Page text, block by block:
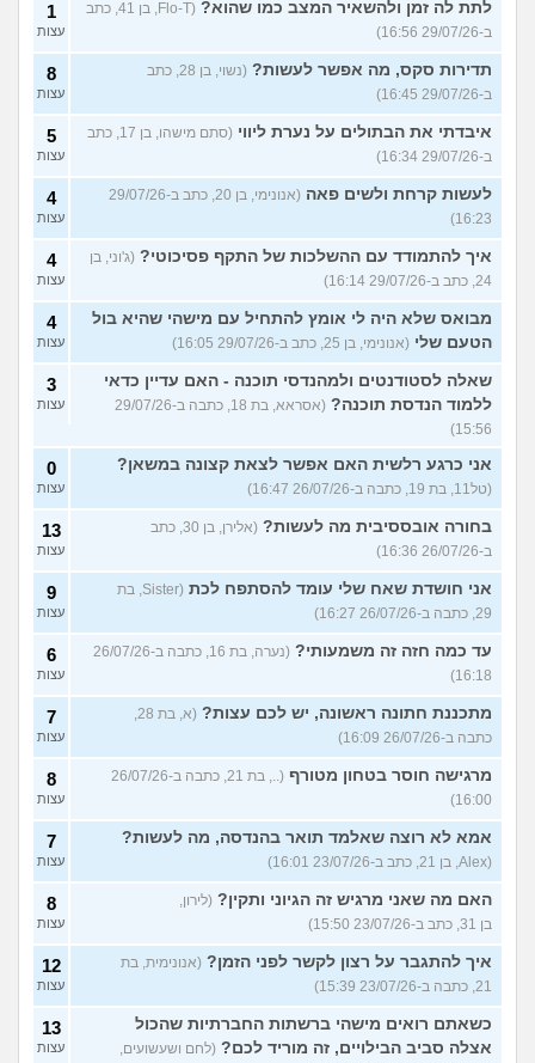
לתת לה זמן ולהשאיר המצב כמו שהוא?
(Flo-T, בן 41, כתב
ב-29/07/26 16:56)
1
עצות
תדירות סקס, מה אפשר לעשות?
(נשוי, בן 28, כתב
ב-29/07/26 16:45)
8
עצות
איבדתי את הבתולים על נערת ליווי
(סתם מישהו, בן 17, כתב
ב-29/07/26 16:34)
5
עצות
לעשות קרחת ולשים פאה
(אנונימי, בן 20, כתב ב-29/07/26
16:23)
4
עצות
איך להתמודד עם ההשלכות של התקף פסיכוטי? (ג'וני, בן
24, כתב ב-29/07/26 16:14)
4
עצות
מבואס שלא היה לי אומץ להתחיל עם מישהי שהיא בול
הטעם שלי (אנונימי, בן 25, כתב ב-29/07/26 16:05)
4
עצות
שאלה לסטודנטים ולמהנדסי תוכנה - האם עדיין כדאי
ללמוד הנדסת תוכנה?
(אסראא, בת 18, כתבה ב-29/07/26
15:56)
3
עצות
אני כרגע רלשית האם אפשר לצאת קצונה במשאן?
(טל11, בת 19, כתבה ב-26/07/26 16:47)
0
עצות
בחורה אובססיבית מה לעשות?
(אלירן, בן 30, כתב
ב-26/07/26 16:36)
13
עצות
אני חושדת שאח שלי עומד להסתפח לכת
(Sister, בת
29, כתבה ב-26/07/26 16:27)
9
עצות
עד כמה חזה זה משמעותי?
(נערה, בת 16, כתבה ב-26/07/26
16:18)
6
עצות
מתכננת חתונה ראשונה, יש לכם עצות?
(א, בת 28,
כתבה ב-26/07/26 16:09)
7
עצות
מרגישה חוסר בטחון מטורף
(.., בת 21, כתבה ב-26/07/26
16:00)
8
עצות
אמא לא רוצה שאלמד תואר בהנדסה, מה לעשות?
(Alex, בן 21, כתב ב-23/07/26 16:01)
7
עצות
האם מה שאני מרגיש זה הגיוני ותקין? (לירון,
בן 31, כתב ב-23/07/26 15:50)
8
עצות
איך להתגבר על רצון לקשר לפני הזמן? (אנונימית, בת
21, כתבה ב-23/07/26 15:39)
12
עצות
כשאתם רואים מישהי ברשתות החברתיות שהכול
אצלה סביב הבילויים, זה מוריד לכם? (לחם ושעשועים,
13
עצות